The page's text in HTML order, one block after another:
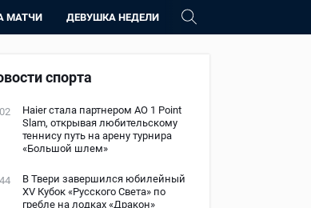
МАТЧИ ДЕВУШКА НЕДЕЛИ
спорта
Haier стала партнером AO 1 Point
Slam, открывая любительскому
теннису путь на арену турнира
«Большой шлем»
В Твери завершился юбилейный
XV Кубок «Русского Света» по
гребле на лодках «Дракон»